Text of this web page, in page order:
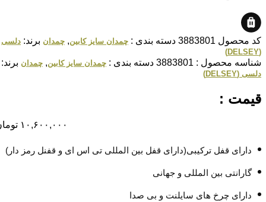
کد محصول 3883801 دسته بندی : چمدان سایز کابین,چمدان برند:دلسی
شناسه محصول : 3883801 دسته بندی : چمدان سایز کابین,چمدان برند:
دلسی (DELSEY)
قیمت :
۱۰,۶۰۰,۰۰۰ تومان
دارای قفل ترکیبی(دارای قفل بین المللی تی اس ای و قفنل رمز دار)
گارانتی بین المللی و جهانی
دارای چرخ های سایلنت و بی صدا